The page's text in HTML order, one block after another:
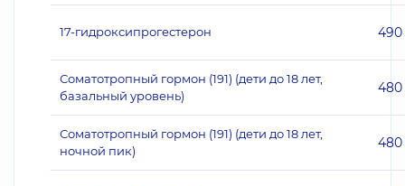
17-гидроксипрогестерон 490
Соматотропный гормон (191) (дети до 18 лет,
базальный уровень)
480
Соматотропный гормон (191) (дети до 18 лет,
ночной пик)
480